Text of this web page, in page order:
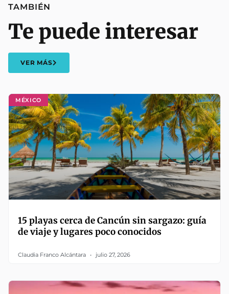
MÉXICO
15 playas cerca de Cancún sin sargazo: guía
de viaje y lugares poco conocidos
Claudia Franco Alcántara julio 27, 2026
TAMBIÉN
Te puede interesar
VER MÁS